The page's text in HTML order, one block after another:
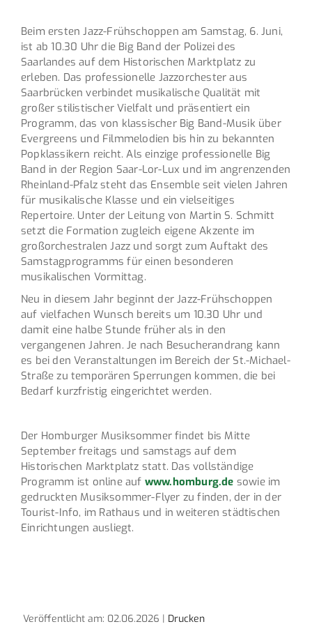
Beim ersten Jazz-Frühschoppen am Samstag, 6. Juni,
ist ab 10.30 Uhr die Big Band der Polizei des
Saarlandes auf dem Historischen Marktplatz zu
erleben. Das professionelle Jazzorchester aus
Saarbrücken verbindet musikalische Qualität mit
großer stilistischer Vielfalt und präsentiert ein
Programm, das von klassischer Big Band-Musik über
Evergreens und Filmmelodien bis hin zu bekannten
Popklassikern reicht. Als einzige professionelle Big
Band in der Region Saar-Lor-Lux und im angrenzenden
Rheinland-Pfalz steht das Ensemble seit vielen Jahren
für musikalische Klasse und ein vielseitiges
Repertoire. Unter der Leitung von Martin S. Schmitt
setzt die Formation zugleich eigene Akzente im
großorchestralen Jazz und sorgt zum Auftakt des
Samstagprogramms für einen besonderen
musikalischen Vormittag.
Neu in diesem Jahr beginnt der Jazz-Frühschoppen
auf vielfachen Wunsch bereits um 10.30 Uhr und
damit eine halbe Stunde früher als in den
vergangenen Jahren. Je nach Besucherandrang kann
es bei den Veranstaltungen im Bereich der St.-Michael-
Straße zu temporären Sperrungen kommen, die bei
Bedarf kurzfristig eingerichtet werden.
Der Homburger Musiksommer findet bis Mitte
September freitags und samstags auf dem
Historischen Marktplatz statt. Das vollständige
Programm ist online auf www.homburg.de sowie im
gedruckten Musiksommer-Flyer zu finden, der in der
Tourist-Info, im Rathaus und in weiteren städtischen
Einrichtungen ausliegt.
Veröffentlicht am: 02.06.2026 | Drucken